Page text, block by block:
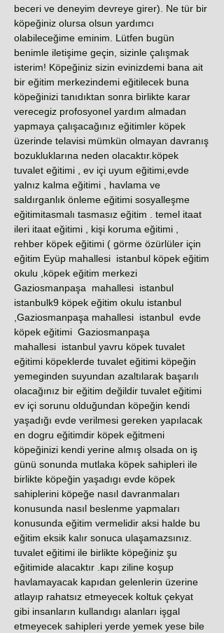
beceri ve deneyim devreye girer). Ne tür bir
köpeğiniz olursa olsun yardımcı
olabileceğime eminim. Lütfen bugün
benimle iletişime geçin, sizinle çalışmak
isterim! Köpeğiniz sizin evinizdemi bana ait
bir eğitim merkezindemi eğitilecek buna
köpeğinizi tanıdıktan sonra birlikte karar
verecegiz profosyonel yardım almadan
yapmaya çalışacağınız eğitimler köpek
üzerinde telavisi mümkün olmayan davranış
bozukluklarına neden olacaktır.köpek
tuvalet eğitimi , ev içi uyum eğitimi,evde
yalnız kalma eğitimi , havlama ve
saldırganlık önleme eğitimi sosyalleşme
eğitimitasmalı tasmasız eğitim . temel itaat
ileri itaat eğitimi , kişi koruma eğitimi ,
rehber köpek eğitimi ( görme özürlüler için
eğitim Eyüp mahallesi istanbul köpek eğitim
okulu ,köpek eğitim merkezi
Gaziosmanpaşa mahallesi istanbul
istanbulk9 köpek eğitim okulu istanbul
,Gaziosmanpaşa mahallesi istanbul evde
köpek eğitimi Gaziosmanpaşa
mahallesi istanbul yavru köpek tuvalet
eğitimi köpeklerde tuvalet eğitimi köpeğin
yemeginden suyundan azaltılarak başarılı
olacağınız bir eğitim değildir tuvalet eğitimi
ev içi sorunu olduğundan köpeğin kendi
yaşadığı evde verilmesi gereken yapılacak
en dogru eğitimdir köpek eğitmeni
köpeğinizi kendi yerine almış olsada on iş
günü sonunda mutlaka köpek sahipleri ile
birlikte köpeğin yaşadıgı evde köpek
sahiplerini köpeğe nasıl davranmaları
konusunda nasıl beslenme yapmaları
konusunda eğitim vermelidir aksi halde bu
eğitim eksik kalır sonuca ulaşamazsınız.
tuvalet eğitimi ile birlikte köpeğiniz şu
eğitimide alacaktır .kapı ziline koşup
havlamayacak kapıdan gelenlerin üzerine
atlayıp rahatsız etmeyecek koltuk çekyat
gibi insanların kullandıgı alanları işgal
etmeyecek sahipleri yerde yemek yese bile